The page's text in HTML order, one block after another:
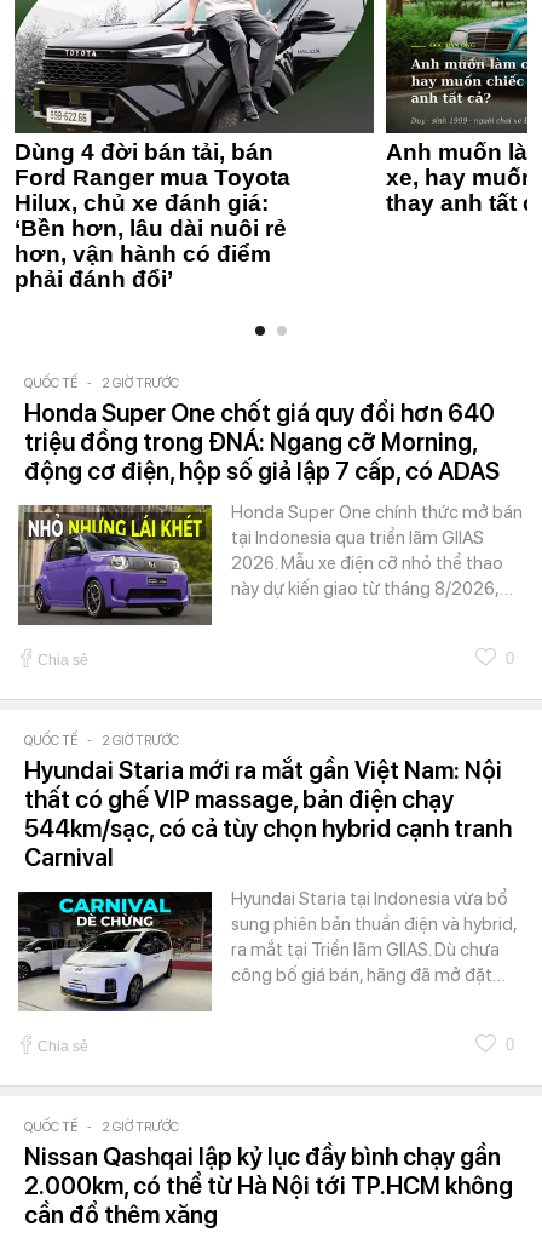
Dùng 4 đời bán tải, bán
Ford Ranger mua Toyota
Hilux, chủ xe đánh giá:
‘Bền hơn, lâu dài nuôi rẻ
hơn, vận hành có điểm
phải đánh đổi’
Anh muốn
xe, hay
thay anh tất
QUỐC TẾ - 2 GIỜ TRƯỚC
Honda Super One chốt giá quy đổi hơn 640
triệu đồng trong ĐNÁ: Ngang cỡ Morning,
động cơ điện, hộp số giả lập 7 cấp, có ADAS
Honda Super One chính thức mở bán
tại Indonesia qua triển lãm GIIAS
2026. Mẫu xe điện cỡ nhỏ thể thao
này dự kiến giao từ tháng 8/2026,…
Chia sẻ 0
QUỐC TẾ - 2 GIỜ TRƯỚC
Hyundai Staria mới ra mắt gần Việt Nam: Nội
thất có ghế VIP massage, bản điện chạy
544km/sạc, có cả tùy chọn hybrid cạnh tranh
Carnival
Hyundai Staria tại Indonesia vừa bổ
sung phiên bản thuần điện và hybrid,
ra mắt tại Triển lãm GIIAS. Dù chưa
công bố giá bán, hãng đã mở đặt…
Chia sẻ 0
QUỐC TẾ - 2 GIỜ TRƯỚC
Nissan Qashqai lập kỷ lục đầy bình chạy gần
2.000km, có thể từ Hà Nội tới TP.HCM không
cần đổ thêm xăng